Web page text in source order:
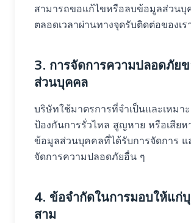
สามารถขอแก้ไขหรือลบข้อมูลส่วนบุ
ตลอดเวลาผ่านทางจุดรับติดต่อของเร
3. การจัดการความปลอดภัย
ส่วนบุคคล
บริษัทใช้มาตรการที่จำเป็นและเหมา
ป้องกันการรั่วไหล สูญหาย หรือเสียห
ข้อมูลส่วนบุคคลที่ได้รับการจัดการ แ
จัดการความปลอดภัยอื่น ๆ
4. ข้อจำกัดในการมอบให้แก่
สาม